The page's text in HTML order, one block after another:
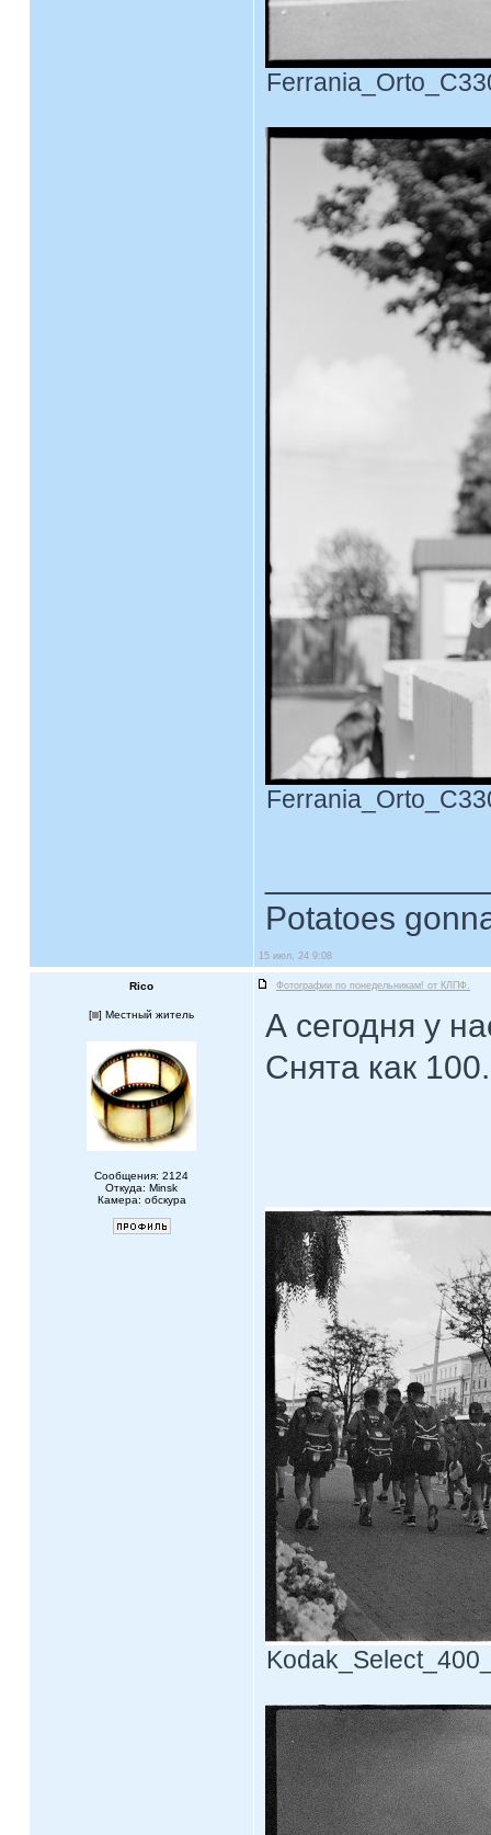
Potatoes
15 июл, 24 9:08
Rico Фотографии по понедельникам! от КЛПФ.
[ ] Местный житель
Сообщения: 2124
Откуда: Minsk
Камера: обскура
А сегодня у
Снята как